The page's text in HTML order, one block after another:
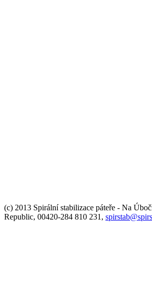
(c) 2013 Spirální stabilizace páteře - Na
Republic, 00420-284 810 231,